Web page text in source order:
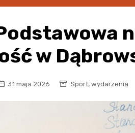
Blog
w
31 maja 2026 Sport, wydarzenia